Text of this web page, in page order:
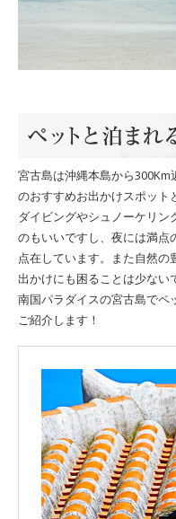
宮古島は沖縄本島から
のおすすめお出かけスポット
ダイビングやシュノーケリン
のもいいですし、夜には満点
点在しています。また自然の
出かけにも困ることは少ない
南国パラダイスの宮古島でペ
ご紹介します！